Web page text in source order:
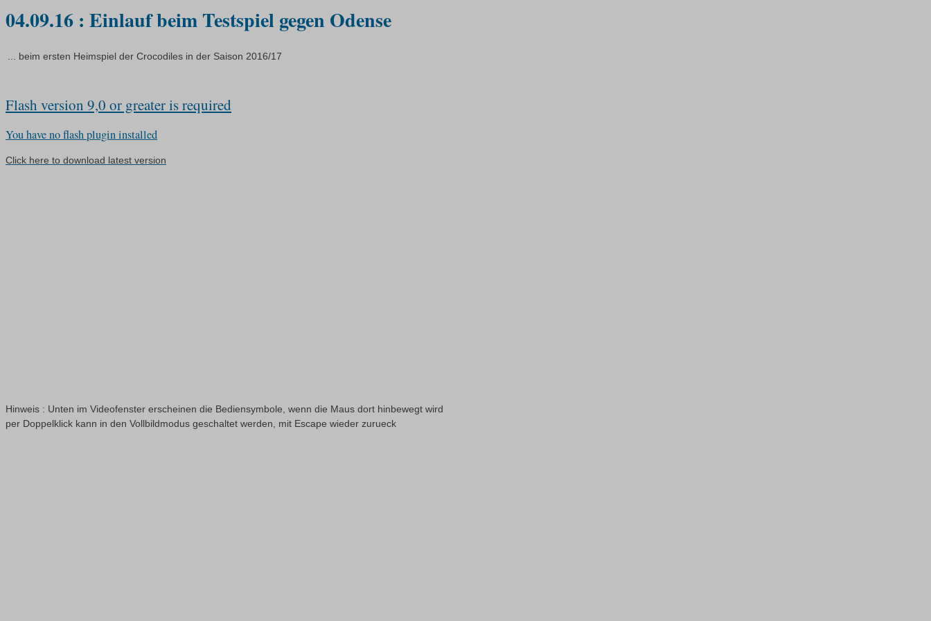
04.09.16 : Einlauf beim Testspiel gegen Odense
... beim ersten Heimspiel der Crocodiles in der Saison 2016/17
Flash version 9,0 or greater is required
You have no flash plugin installed
Click here to download latest version
Hinweis : Unten im Videofenster erscheinen die Bediensymbole, wenn die Maus dort hinbewegt wird
per Doppelklick kann in den Vollbildmodus geschaltet werden, mit Escape wieder zurueck